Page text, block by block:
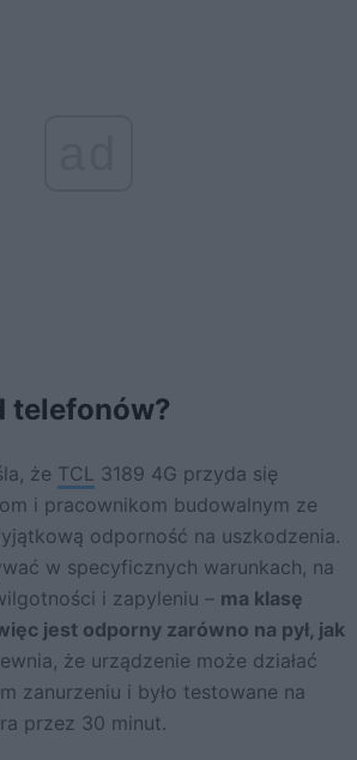
telefonów?
że TCL 3189 4G przyda się
i pracownikom budowalnym ze
odporność na uszkodzenia.
w specyficznych warunkach, na
i zapyleniu – ma klasę
jest odporny zarówno na pył, jak
że urządzenie może działać
zanurzeniu i było testowane na
przez 30 minut.